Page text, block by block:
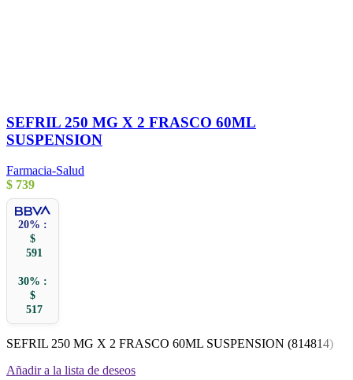
SEFRIL 250 MG X 2 FRASCO 60ML
SUSPENSION
Farmacia-Salud
$ 739
20% :
$
591
30% :
$
517
SEFRIL 250 MG X 2 FRASCO 60ML SUSPENSION (814814)
Añadir a la lista de deseos